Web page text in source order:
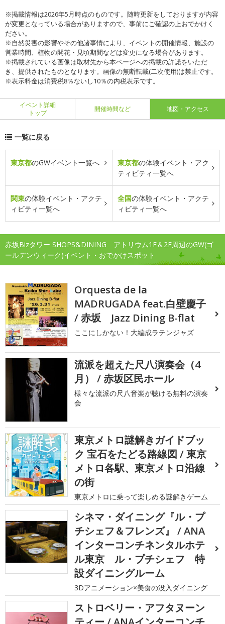
※掲載情報は2026年5月時点のものです。随時更新をしておりますが内容
が変更となっている場合がありますので、事前にご確認の上おでかけく
ださい。
※自然災害の影響やその他諸事情により、イベントの開催情報、施設の
営業時間、植物の開花・見頃期間などは変更になる場合があります。
※掲載されている画像は取材先から本ページへの掲載の許諾をいただ
き、提供されたものとなります。画像の無断転載(二次使用)は禁止です。
※表示料金は消費税8％ないし10％の内税表示です。
イベント詳細
トップ
開催時間など 地図・アクセス
一覧に戻る
東京都のGWイベント一覧へ 東京都の体験イベント・アク
ティビティ一覧へ
関東の体験イベント・アクテ
ィビティ一覧へ
全国の体験イベント・アクテ
ィビティ一覧へ
赤坂Bizタワー SHOPS&DINING アトリウム1F＆2F周辺のGW(ゴ
ールデンウィーク)イベント・おでかけスポット
Orquesta de la
MADRUGADA feat.白壁慶子
/ 赤坂 Jazz Dining B-flat
ここにしかない！大編成ラテンジャズ
流派を超えた尺八演奏会（4
月） / 赤坂区民ホール
様々な流派の尺八音楽が聴ける無料の演奏
会
東京メトロ謎解きガイドブッ
ク 宝石をたどる路線図 / 東京
メトロ各駅、東京メトロ沿線
の街
東京メトロに乗って楽しめる謎解きゲーム
シネマ・ダイニング『ル・プ
チシェフ＆フレンズ』 / ANA
インターコンチネンタルホテ
ル東京 ル・プチシェフ 特
設ダイニングルーム
3Dアニメーション×美食の没入ダイニング
ストロベリー・アフタヌーン